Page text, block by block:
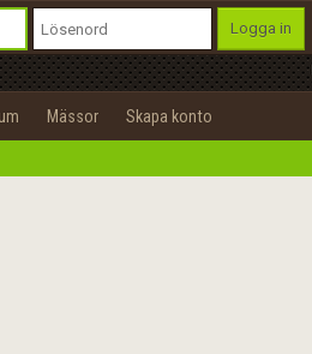
Logga in
Mässor Skapa konto